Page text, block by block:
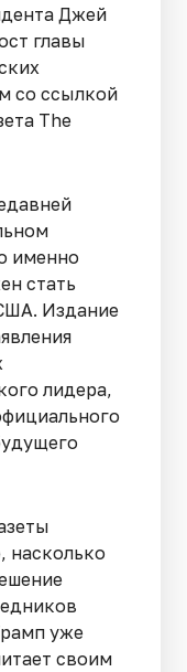
Джей
главы
со ссылкой
The
именно
стать
Издание
лидера,
насколько
уже
своим